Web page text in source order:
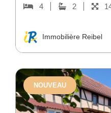
réversible
4 2
Immobilière Reibel
NOUVEAU